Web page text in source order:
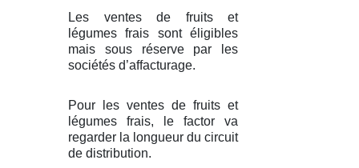
Les ventes de fruits et
légumes frais sont éligibles
mais sous réserve par les
sociétés d’affacturage.
Pour les ventes de fruits et
légumes frais, le factor va
regarder la longueur du circuit
de distribution.